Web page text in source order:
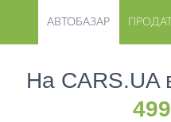
АВТОБАЗАР
На CARS.UA
499